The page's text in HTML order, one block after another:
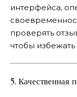
интерфейса,
проверять
чтобы
5. Качественная